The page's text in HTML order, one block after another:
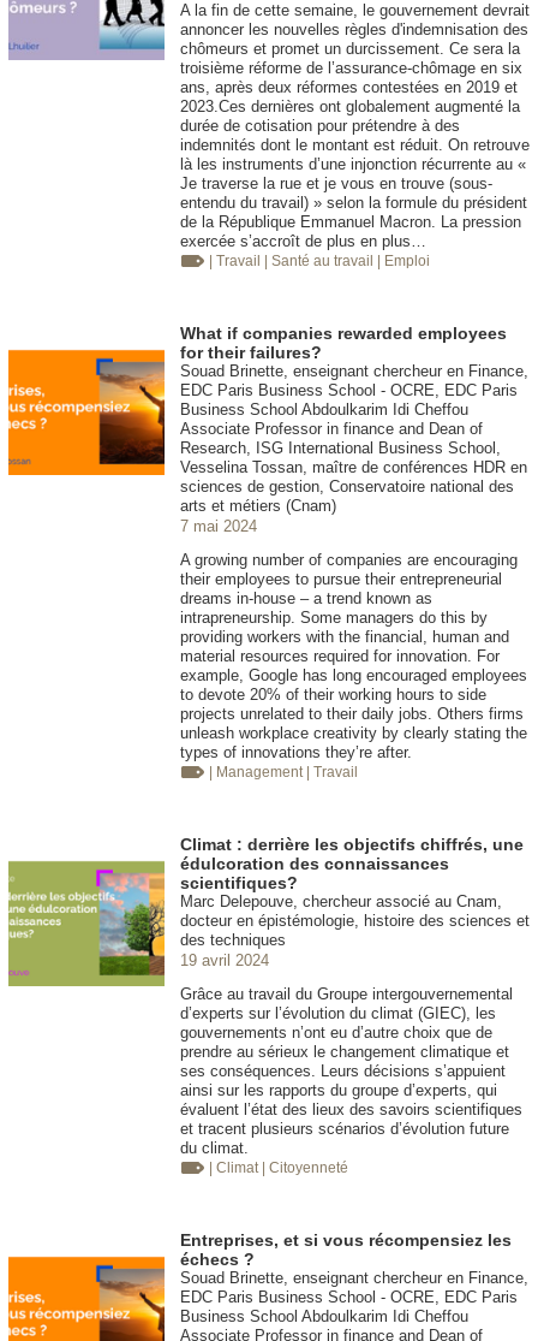
A la fin de cette semaine, le gouvernement devrait
annoncer les nouvelles règles d'indemnisation des
chômeurs et promet un durcissement. Ce sera la
troisième réforme de l’assurance-chômage en six
ans, après deux réformes contestées en 2019 et
2023.Ces dernières ont globalement augmenté la
durée de cotisation pour prétendre à des
indemnités dont le montant est réduit. On retrouve
là les instruments d’une injonction récurrente au «
Je traverse la rue et je vous en trouve (sous-
entendu du travail) » selon la formule du président
de la République Emmanuel Macron. La pression
exercée s’accroît de plus en plus…
| Travail | Santé au travail | Emploi
What if companies rewarded employees
for their failures?
Souad Brinette, enseignant chercheur en Finance,
EDC Paris Business School - OCRE, EDC Paris
Business School Abdoulkarim Idi Cheffou
Associate Professor in finance and Dean of
Research, ISG International Business School,
Vesselina Tossan, maître de conférences HDR en
sciences de gestion, Conservatoire national des
arts et métiers (Cnam)
7 mai 2024
A growing number of companies are encouraging
their employees to pursue their entrepreneurial
dreams in-house – a trend known as
intrapreneurship. Some managers do this by
providing workers with the financial, human and
material resources required for innovation. For
example, Google has long encouraged employees
to devote 20% of their working hours to side
projects unrelated to their daily jobs. Others firms
unleash workplace creativity by clearly stating the
types of innovations they’re after.
| Management | Travail
Climat : derrière les objectifs chiffrés, une
édulcoration des connaissances
scientifiques?
Marc Delepouve, chercheur associé au Cnam,
docteur en épistémologie, histoire des sciences et
des techniques
19 avril 2024
Grâce au travail du Groupe intergouvernemental
d’experts sur l’évolution du climat (GIEC), les
gouvernements n’ont eu d’autre choix que de
prendre au sérieux le changement climatique et
ses conséquences. Leurs décisions s’appuient
ainsi sur les rapports du groupe d’experts, qui
évaluent l’état des lieux des savoirs scientifiques
et tracent plusieurs scénarios d’évolution future
du climat.
| Climat | Citoyenneté
Entreprises, et si vous récompensiez les
échecs ?
Souad Brinette, enseignant chercheur en Finance,
EDC Paris Business School - OCRE, EDC Paris
Business School Abdoulkarim Idi Cheffou
Associate Professor in finance and Dean of